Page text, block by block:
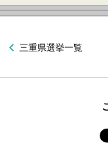
三重県選挙一覧